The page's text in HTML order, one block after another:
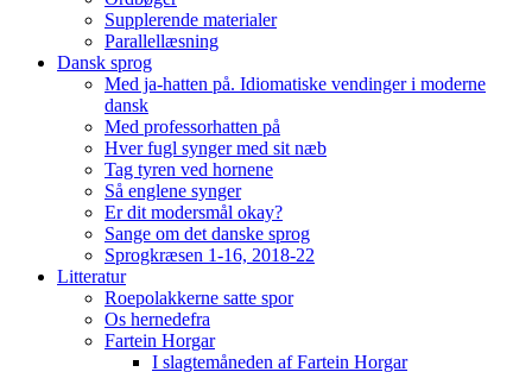
Supplerende materialer
Parallellæsning
Dansk sprog
Med ja-hatten på. Idiomatiske vendinger i moderne
dansk
Med professorhatten på
Hver fugl synger med sit næb
Tag tyren ved hornene
Så englene synger
Er dit modersmål okay?
Sange om det danske sprog
Sprogkræsen 1-16, 2018-22
Litteratur
Roepolakkerne satte spor
Os hernedefra
Fartein Horgar
I slagtemåneden af Fartein Horgar